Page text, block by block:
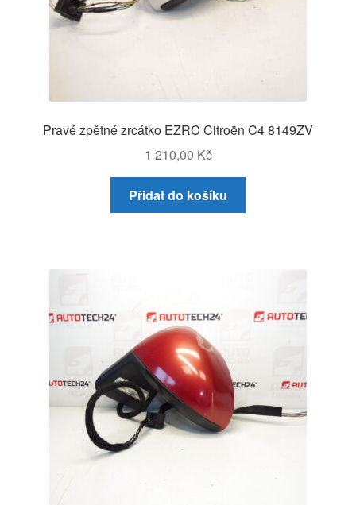
Pravé zpětné zrcátko EZRC Citroën C4 8149ZV
1 210,00 Kč
Přidat do košíku